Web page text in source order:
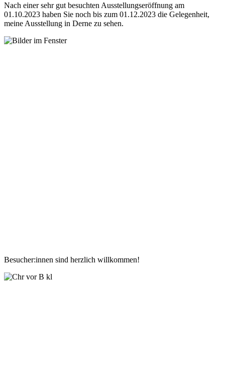
Nach einer sehr gut besuchten Ausstellungseröffnung am
01.10.2023 haben Sie noch bis zum 01.12.2023 die Gelegenheit,
meine Ausstellung in Derne zu sehen.
Besucher:innen sind herzlich willkommen!